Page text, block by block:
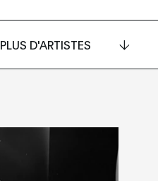
PLUS D'ARTISTES